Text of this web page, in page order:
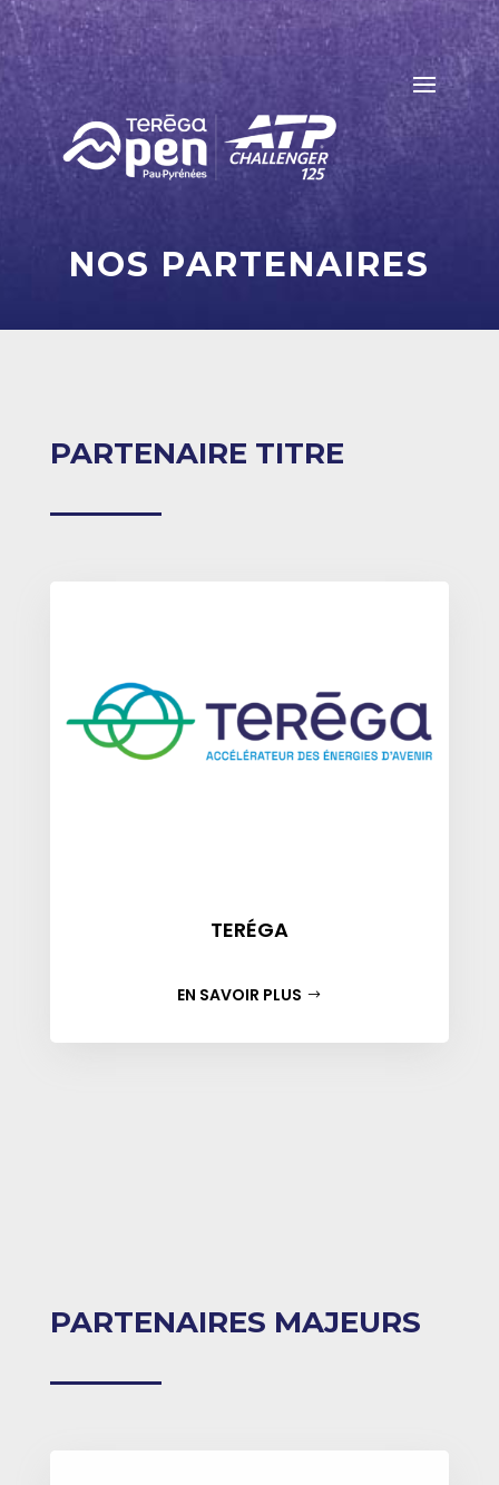
NOS PARTENAIRES
PARTENAIRE TITRE
TERÉGA
EN SAVOIR PLUS
PARTENAIRES MAJEURS